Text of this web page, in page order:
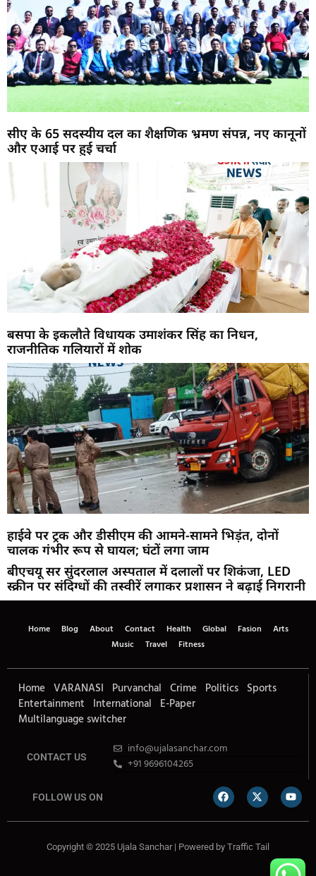
सीए के 65 सदस्यीय दल का शैक्षणिक भ्रमण संपन्न, नए कानूनों
और एआई पर हुई चर्चा
बसपा के इकलौते विधायक उमाशंकर सिंह का निधन,
राजनीतिक गलियारों में शोक
हाईवे पर ट्रक और डीसीएम की आमने-सामने भिड़ंत, दोनों
चालक गंभीर रूप से घायल; घंटों लगा जाम
बीएचयू सर सुंदरलाल अस्पताल में दलालों पर शिकंजा, LED
स्क्रीन पर संदिग्धों की तस्वीरें लगाकर प्रशासन ने बढ़ाई निगरानी
Home Blog About Contact Health Global Fasion
Arts
Music
Travel Fitness
Home VARANASI Purvanchal Crime Politics Sports
Entertainment International E-Paper
Multilanguage switcher
CONTACT US
info@ujalasanchar.com
+91 9696104265
FOLLOW US ON
Copyright © 2025 Ujala Sanchar | Powered by Traffic Tail